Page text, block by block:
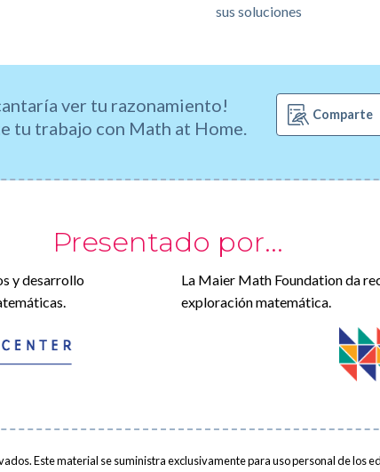
sus soluciones
ver tu razonamiento!
tu trabajo con Math at Home.
Comparte
Presentado por...
y desarrollo
La Maier Math Foundation da
exploración matemática.
Este material se suministra exclusivamente para uso personal de los